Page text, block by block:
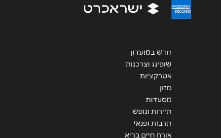
חדש במועדון
שופינג וצרכנות
אטרקציות
מזון
מסעדות
תיירות ונופש
תרבות ופנאי
אורח חיים בריא